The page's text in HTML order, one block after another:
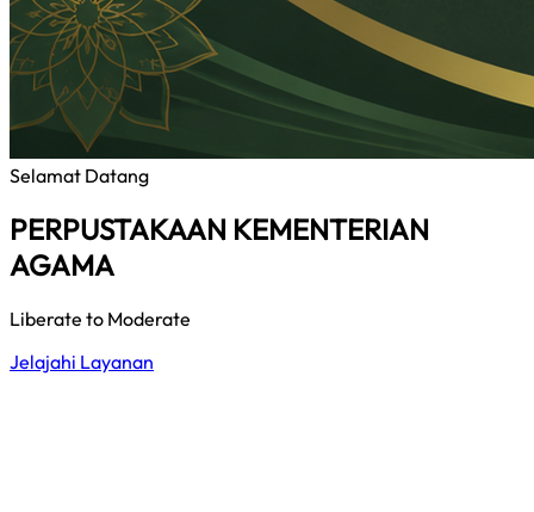
Selamat Datang
PERPUSTAKAAN KEMENTERIAN
AGAMA
Liberate to Moderate
Jelajahi Layanan